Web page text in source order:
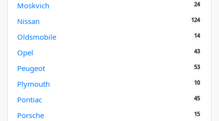
Moskvich 24
Nissan 124
Oldsmobile 14
Opel 43
Peugeot 53
Plymouth 10
Pontiac 45
Porsche 15